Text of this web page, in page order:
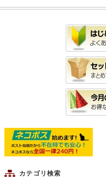
カテゴリ検索